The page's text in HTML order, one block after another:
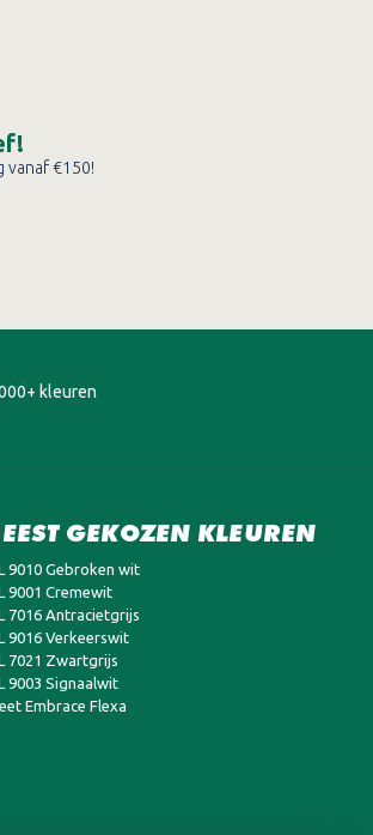
vanaf €150!
kleuren
GEKOZEN KLEUREN
9010 Gebroken wit
9001 Cremewit
7016 Antracietgrijs
9016 Verkeerswit
7021 Zwartgrijs
9003 Signaalwit
Embrace Flexa